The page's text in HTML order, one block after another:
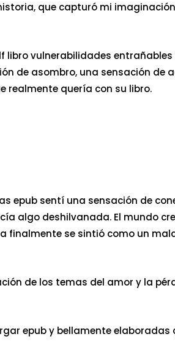
que capturó mi
libro vulnerabilidades
de asombro, una sensación de
realmente quería con su libro.
epub sentí una sensación de
algo deshilvanada. El mundo
finalmente se sintió como un
de los temas del amor y la
epub y bellamente elaboradas